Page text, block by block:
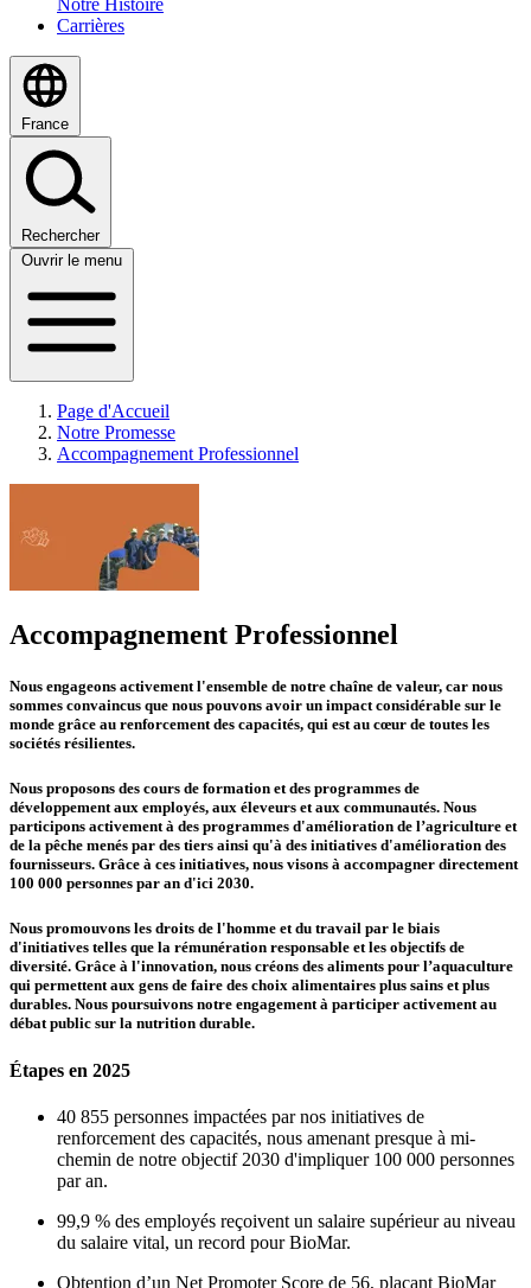
Notre Histoire
Carrières
France
Rechercher
Ouvrir le menu
Page d'Accueil
Notre Promesse
Accompagnement Professionnel
Accompagnement Professionnel
Nous engageons activement l'ensemble de notre chaîne de valeur, car nous
sommes convaincus que nous pouvons avoir un impact considérable sur le
monde grâce au renforcement des capacités, qui est au cœur de toutes les
sociétés résilientes.
Nous proposons des cours de formation et des programmes de
développement aux employés, aux éleveurs et aux communautés. Nous
participons activement à des programmes d'amélioration de l’agriculture et
de la pêche menés par des tiers ainsi qu'à des initiatives d'amélioration des
fournisseurs. Grâce à ces initiatives, nous visons à accompagner directement
100 000 personnes par an d'ici 2030.
Nous promouvons les droits de l'homme et du travail par le biais
d'initiatives telles que la rémunération responsable et les objectifs de
diversité. Grâce à l'innovation, nous créons des aliments pour l’aquaculture
qui permettent aux gens de faire des choix alimentaires plus sains et plus
durables. Nous poursuivons notre engagement à participer activement au
débat public sur la nutrition durable.
Étapes en 2025
40 855 personnes impactées par nos initiatives de
renforcement des capacités, nous amenant presque à mi-
chemin de notre objectif 2030 d'impliquer 100 000 personnes
par an.
99,9 % des employés reçoivent un salaire supérieur au niveau
du salaire vital, un record pour BioMar.
Obtention d’un Net Promoter Score de 56, plaçant BioMar